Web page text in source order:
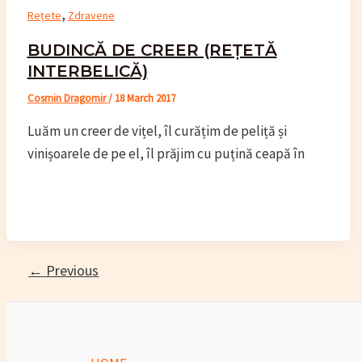
Rețete, Zdravene
BUDINCĂ DE CREER (REȚETĂ
INTERBELICĂ)
Cosmin Dragomir/ 18 March 2017
Luăm un creer de vițel, îl curățim de peliță și
vinișoarele de pe el, îl prăjim cu puțină ceapă în
← Previous